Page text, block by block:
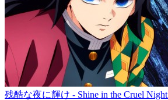
残酷な夜に輝け - Shine in the Cruel Night